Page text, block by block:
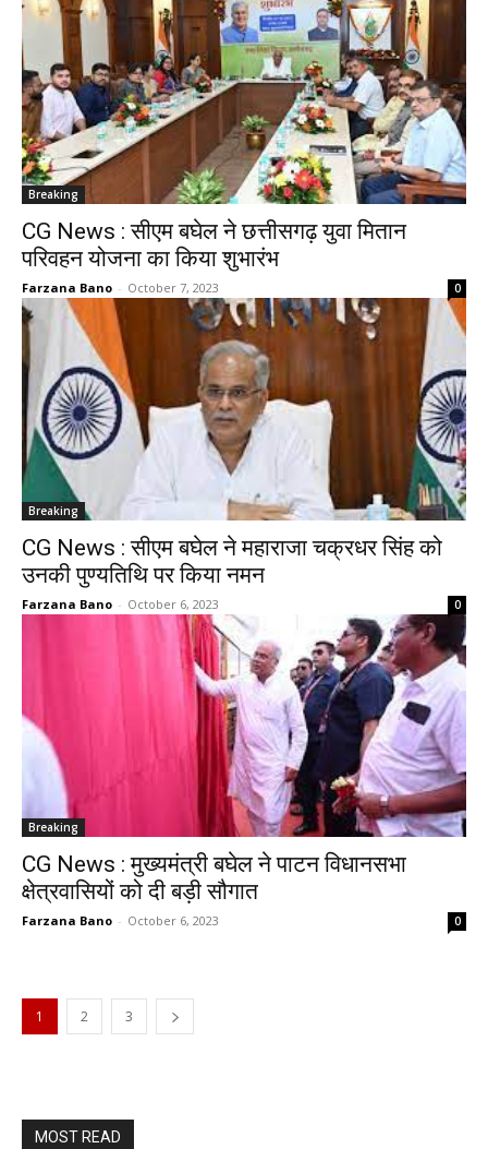
Breaking
CG News : सीएम बघेल ने छत्तीसगढ़ युवा मितान
परिवहन योजना का किया शुभारंभ
Farzana Bano - October 7, 2023 0
Breaking
CG News : सीएम बघेल ने महाराजा चक्रधर सिंह को
उनकी पुण्यतिथि पर किया नमन
Farzana Bano - October 6, 2023 0
Breaking
CG News : मुख्यमंत्री बघेल ने पाटन विधानसभा
क्षेत्रवासियों को दी बड़ी सौगात
Farzana Bano - October 6, 2023 0
1 2 3
MOST READ